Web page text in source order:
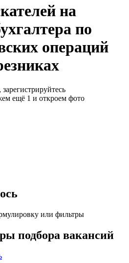
на
по
операций
ещё 1 и откроем фото
или фильтры
подбора вакансий